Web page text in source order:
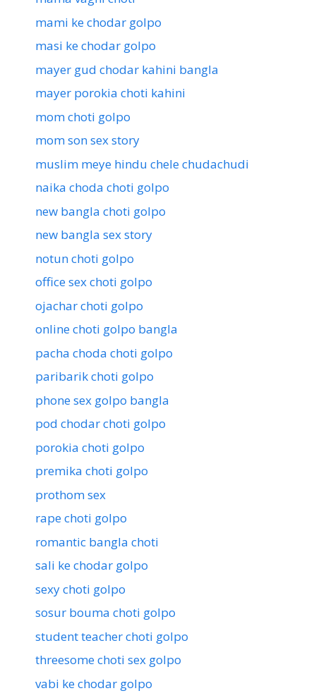
mami ke chodar golpo
masi ke chodar golpo
mayer gud chodar kahini bangla
mayer porokia choti kahini
mom choti golpo
mom son sex story
muslim meye hindu chele chudachudi
naika choda choti golpo
new bangla choti golpo
new bangla sex story
notun choti golpo
office sex choti golpo
ojachar choti golpo
online choti golpo bangla
pacha choda choti golpo
paribarik choti golpo
phone sex golpo bangla
pod chodar choti golpo
porokia choti golpo
premika choti golpo
prothom sex
rape choti golpo
romantic bangla choti
sali ke chodar golpo
sexy choti golpo
sosur bouma choti golpo
student teacher choti golpo
threesome choti sex golpo
vabi ke chodar golpo